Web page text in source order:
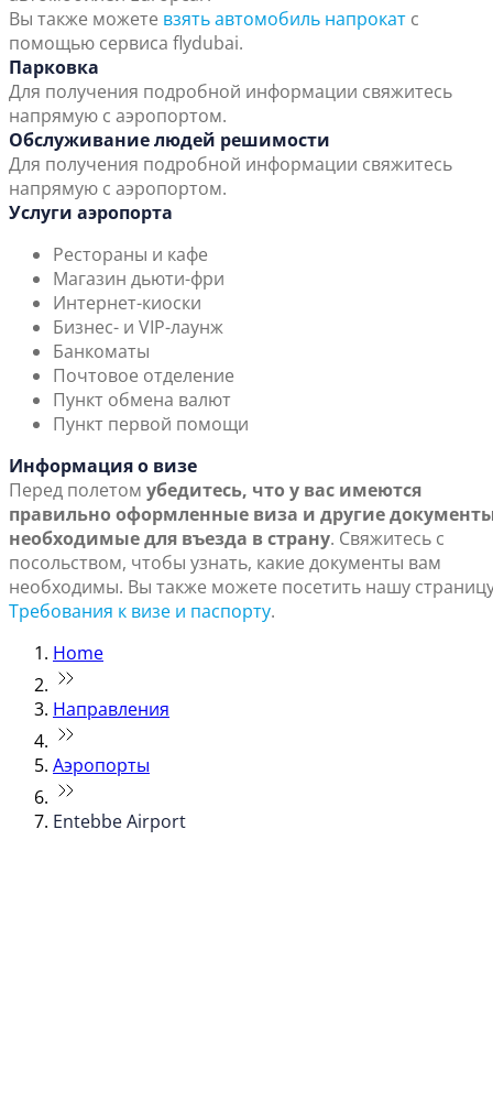
Вы также можете взять автомобиль напрокат с
помощью сервиса flydubai.
Парковка
Для получения подробной информации свяжитесь
напрямую с аэропортом.
Обслуживание людей решимости
Для получения подробной информации свяжитесь
напрямую с аэропортом.
Услуги аэропорта
Рестораны и кафе
Магазин дьюти-фри
Интернет-киоски
Бизнес- и VIP-лаунж
Банкоматы
Почтовое отделение
Пункт обмена валют
Пункт первой помощи
Информация о визе
Перед полетом убедитесь, что у вас имеются
правильно оформленные виза и другие
необходимые для въезда в страну. Свяжитесь с
посольством, чтобы узнать, какие документы вам
необходимы. Вы также можете посетить нашу
Требования к визе и паспорту.
Home
Направления
Аэропорты
Entebbe Airport